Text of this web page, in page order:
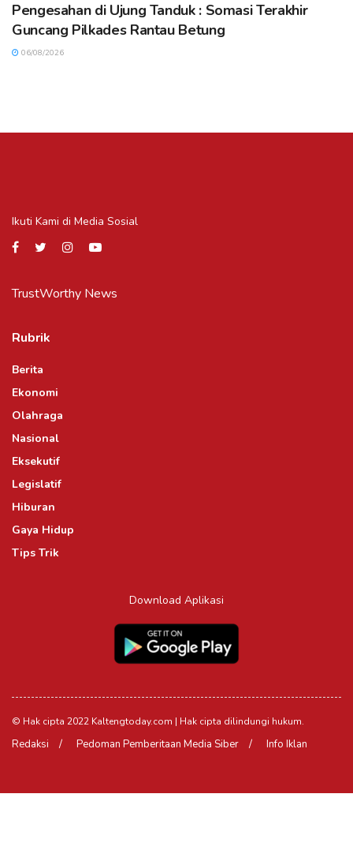
Pengesahan di Ujung Tanduk : Somasi Terakhir
Guncang Pilkades Rantau Betung
06/08/2026
Ikuti Kami di Media Sosial
TrustWorthy News
Rubrik
Berita
Ekonomi
Olahraga
Nasional
Eksekutif
Legislatif
Hiburan
Gaya Hidup
Tips Trik
Download Aplikasi
© Hak cipta 2022 Kaltengtoday.com | Hak cipta dilindungi hukum.
Redaksi Pedoman Pemberitaan Media Siber Info Iklan